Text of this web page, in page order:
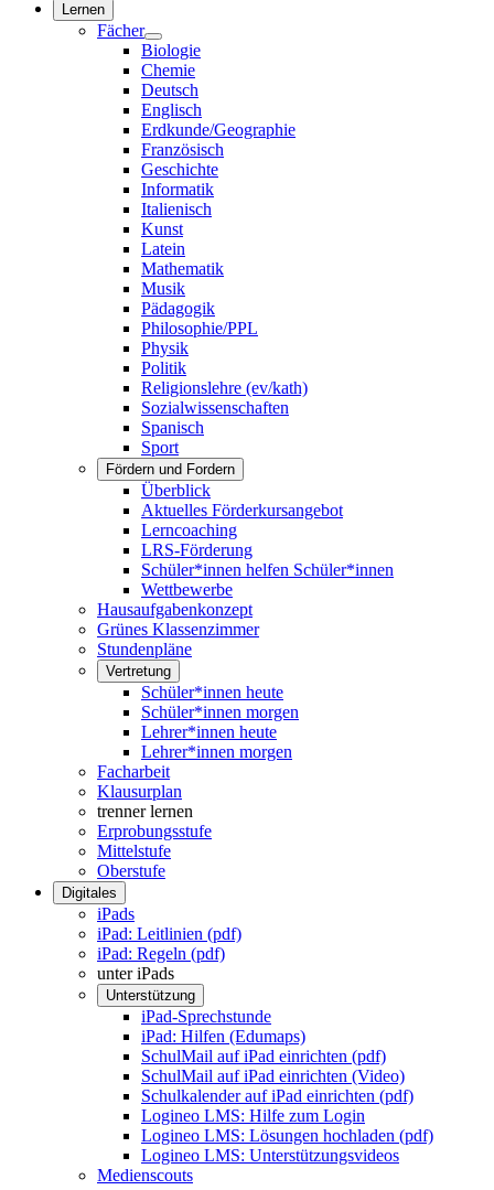
Lernen
Fächer
Biologie
Chemie
Deutsch
Englisch
Erdkunde/Geographie
Französisch
Geschichte
Informatik
Italienisch
Kunst
Latein
Mathematik
Musik
Pädagogik
Philosophie/PPL
Physik
Politik
Religionslehre (ev/kath)
Sozialwissenschaften
Spanisch
Sport
Fördern und Fordern
Überblick
Aktuelles Förderkursangebot
Lerncoaching
LRS-Förderung
Schüler*innen helfen Schüler*innen
Wettbewerbe
Hausaufgabenkonzept
Grünes Klassenzimmer
Stundenpläne
Vertretung
Schüler*innen heute
Schüler*innen morgen
Lehrer*innen heute
Lehrer*innen morgen
Facharbeit
Klausurplan
trenner lernen
Erprobungsstufe
Mittelstufe
Oberstufe
Digitales
iPads
iPad: Leitlinien (pdf)
iPad: Regeln (pdf)
unter iPads
Unterstützung
iPad-Sprechstunde
iPad: Hilfen (Edumaps)
SchulMail auf iPad einrichten (pdf)
SchulMail auf iPad einrichten (Video)
Schulkalender auf iPad einrichten (pdf)
Logineo LMS: Hilfe zum Login
Logineo LMS: Lösungen hochladen (pdf)
Logineo LMS: Unterstützungsvideos
Medienscouts